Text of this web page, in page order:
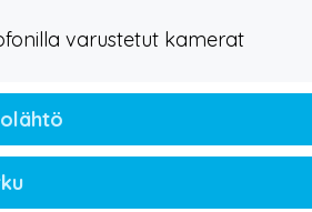
varustetut kamerat